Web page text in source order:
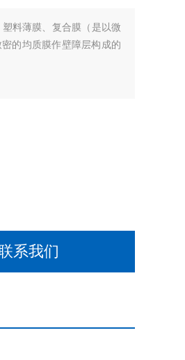
料薄膜、复合膜（是以微
的均质膜作壁障层构成的
系我们